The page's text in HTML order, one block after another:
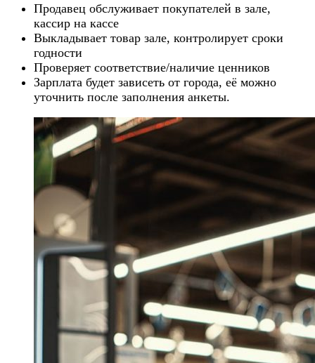
Продавец обслуживает покупателей в зале,
кассир на кассе
Выкладывает товар зале, контролирует сроки
годности
Проверяет соответствие/наличие ценников
Зарплата будет зависеть от города, её можно
уточнить после заполнения анкеты.